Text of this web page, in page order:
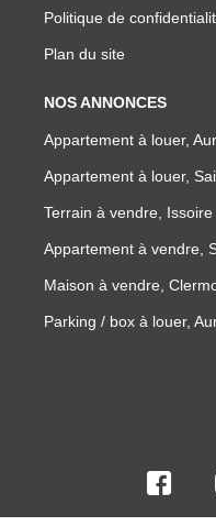
Politique de
Plan du site
NOS ANNONCES
Appartement à louer,
Appartement à louer,
Terrain à vendre, Issoire
Appartement à vendre,
Maison à vendre,
Parking / box à louer,